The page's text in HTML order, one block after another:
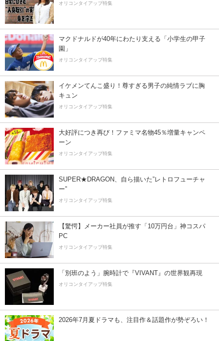
オリコンタイアップ特集
マクドナルドが40年にわたり支える「小学生の甲子
園」
オリコンタイアップ特集
イケメンてんこ盛り！尊すぎる男子の純情ラブに胸
キュン
オリコンタイアップ特集
大好評につき再び！ファミマ名物45％増量キャンペ
ーン
オリコンタイアップ特集
SUPER★DRAGON、自ら描いた”レトロフューチャ
ー”
オリコンタイアップ特集
【驚愕】メーカー社員が推す「10万円台」神コスパ
PC
オリコンタイアップ特集
「別班のよう」腕時計で『VIVANT』の世界観再現
オリコンタイアップ特集
2026年7月夏ドラマも、注目作＆話題作が勢ぞろい！